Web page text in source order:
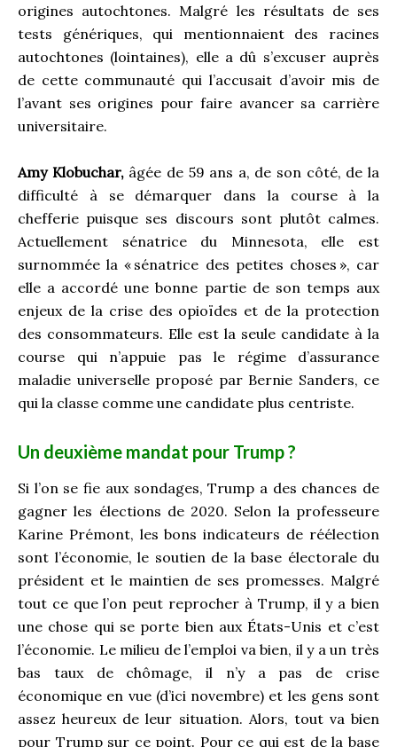
origines autochtones. Malgré les résultats de ses
tests génériques, qui mentionnaient des racines
autochtones (lointaines), elle a dû s’excuser auprès
de cette communauté qui l’accusait d’avoir mis de
l’avant ses origines pour faire avancer sa carrière
universitaire.
Amy Klobuchar,âgée de 59 ans a, de son côté, de la
difficulté à se démarquer dans la course à la
chefferie puisque ses discours sont plutôt calmes.
Actuellement sénatrice du Minnesota, elle est
surnommée la « sénatrice des petites choses », car
elle a accordé une bonne partie de son temps aux
enjeux de la crise des opioïdes et de la protection
des consommateurs. Elle est la seule candidate à la
course qui n’appuie pas le régime d’assurance
maladie universelle proposé par Bernie Sanders, ce
qui la classe comme une candidate plus centriste.
Un deuxième mandat pour Trump?
Si l’on se fie aux sondages, Trump a des chances de
gagner les élections de 2020. Selon la professeure
Karine Prémont, les bons indicateurs de réélection
sont l’économie, le soutien de la base électorale du
président et le maintien de ses promesses. Malgré
tout ce que l’on peut reprocher à Trump, il y a bien
une chose qui se porte bien aux États-Unis et c’est
l’économie. Le milieu de l’emploi va bien, il y a un très
bas taux de chômage, il n’y a pas de crise
économique en vue (d’ici novembre) et les gens sont
assez heureux de leur situation. Alors, tout va bien
pour Trump sur ce point. Pour ce qui est de la base